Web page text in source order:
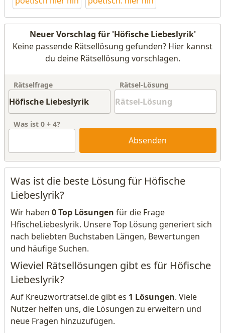
Neuer Vorschlag für 'Höfische Liebeslyrik'
Keine passende Rätsellösung gefunden? Hier kannst
du deine Rätsellösung vorschlagen.
Rätselfrage Rätsel-Lösung
Was ist 0 + 4?
Absenden
Was ist die beste Lösung für Höfische
Liebeslyrik?
Wir haben 0 Top Lösungen für die Frage
HfischeLiebeslyrik. Unsere Top Lösung generiert sich
nach beliebten Buchstaben Längen, Bewertungen
und häufige Suchen.
Wieviel Rätsellösungen gibt es für Höfische
Liebeslyrik?
Auf Kreuzworträtsel.de gibt es 1 Lösungen. Viele
Nutzer helfen uns, die Lösungen zu erweitern und
neue Fragen hinzuzufügen.